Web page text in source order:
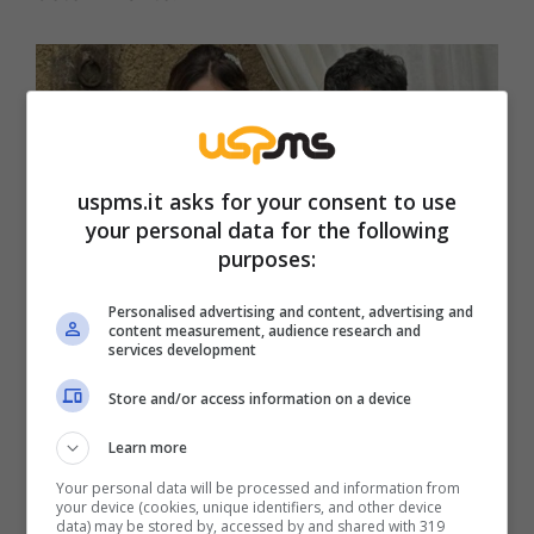
(Instagram @cronachedellacampania) – uspms.it
Secondo quanto trapela,
Napoli nel 1993 e oggi avrebbe 32 anni.
uspms.it asks for your consent to use
your personal data for the following
purposes:
Personalised advertising and content, advertising and
content measurement, audience research and
services development
Store and/or access information on a device
Learn more
Your personal data will be processed and information from
your device (cookies, unique identifiers, and other device
data) may be stored by, accessed by and shared with 319